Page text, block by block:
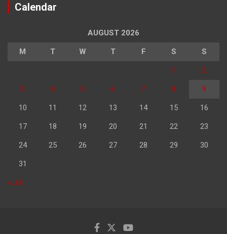
Calendar
AUGUST 2026
M T W T F S S
1 2
3 4 5 6 7 8 9
10 11 12 13 14 15 16
17 18 19 20 21 22 23
24 25 26 27 28 29 30
31
« Jul